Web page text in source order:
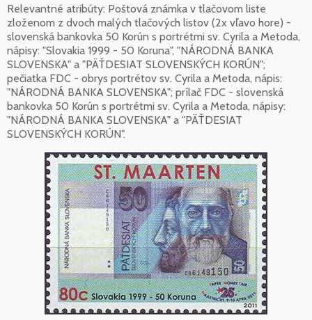
Relevantné atribúty: Poštová známka v tlačovom liste
zloženom z dvoch malých tlačových listov (2x vľavo hore) -
slovenská bankovka 50 Korún s portrétmi sv. Cyrila a Metoda,
nápisy: "Slovakia 1999 - 50 Koruna", "NÁRODNÁ BANKA
SLOVENSKA" a "PÄŤDESIAT SLOVENSKÝCH KORÚN";
pečiatka FDC - obrys portrétov sv. Cyrila a Metoda, nápis:
"NÁRODNÁ BANKA SLOVENSKA"; prílač FDC - slovenská
bankovka 50 Korún s portrétmi sv. Cyrila a Metoda, nápisy:
"NÁRODNÁ BANKA SLOVENSKA" a "PÄŤDESIAT
SLOVENSKÝCH KORÚN".